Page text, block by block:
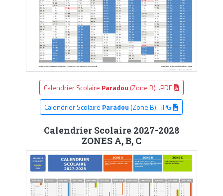
Calendrier Scolaire Paradou (Zone B) .PDF
Calendrier Scolaire Paradou(Zone B) .JPG
Calendrier Scolaire 2027-2028
ZONES A, B, C